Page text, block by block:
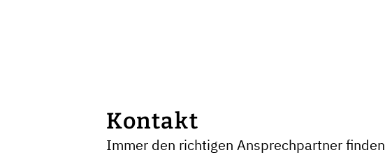
Kontakt
Immer den richtigen Ansprechpartner finden